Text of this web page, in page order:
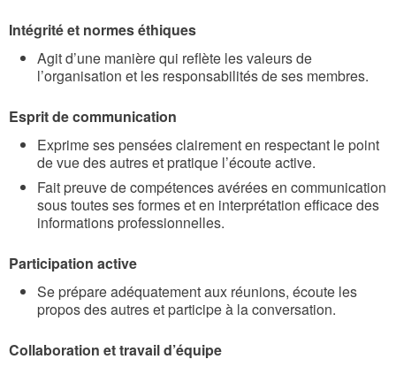
Intégrité et normes éthiques
Agit d’une manière qui reflète les valeurs de
l’organisation et les responsabilités de ses membres.
Esprit de communication
Exprime ses pensées clairement en respectant le point
de vue des autres et pratique l’écoute active.
Fait preuve de compétences avérées en communication
sous toutes ses formes et en interprétation efficace des
informations professionnelles.
Participation active
Se prépare adéquatement aux réunions, écoute les
propos des autres et participe à la conversation.
Collaboration et travail d’équipe